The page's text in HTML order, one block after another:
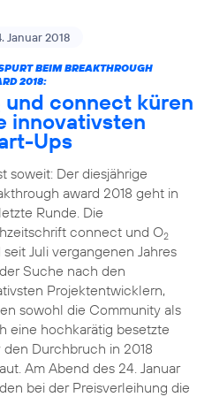
Januar 2018
BEIM BREAKTHROUGH
2018:
und connect küren
innovativsten
Ups
soweit: Der diesjährige
award 2018 geht in
Runde. Die
connect und O2
seit Juli vergangenen Jahres
Suche nach den
Projektentwicklern,
sowohl die Community als
eine hochkarätig besetzte
den Durchbruch in 2018
Am Abend des 24. Januar
bei der Preisverleihung die